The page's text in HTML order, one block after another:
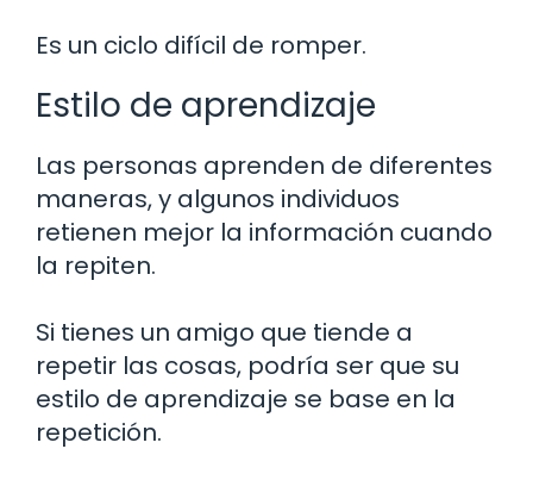
Es un ciclo difícil de romper.
Estilo de aprendizaje
Las personas aprenden de diferentes
maneras, y algunos individuos
retienen mejor la información cuando
la repiten.
Si tienes un amigo que tiende a
repetir las cosas, podría ser que su
estilo de aprendizaje se base en la
repetición.